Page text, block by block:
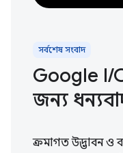
সর্বশেষ সংবাদ
Google I /
জন্য
ক্রমাগত উদ্ভাবন ও